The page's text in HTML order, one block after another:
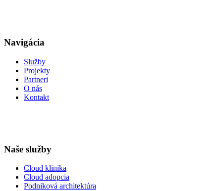
Navigácia
Služby
Projekty
Partneri
O nás
Kontakt
Naše služby
Cloud klinika
Cloud adopcia
Podniková architektúra